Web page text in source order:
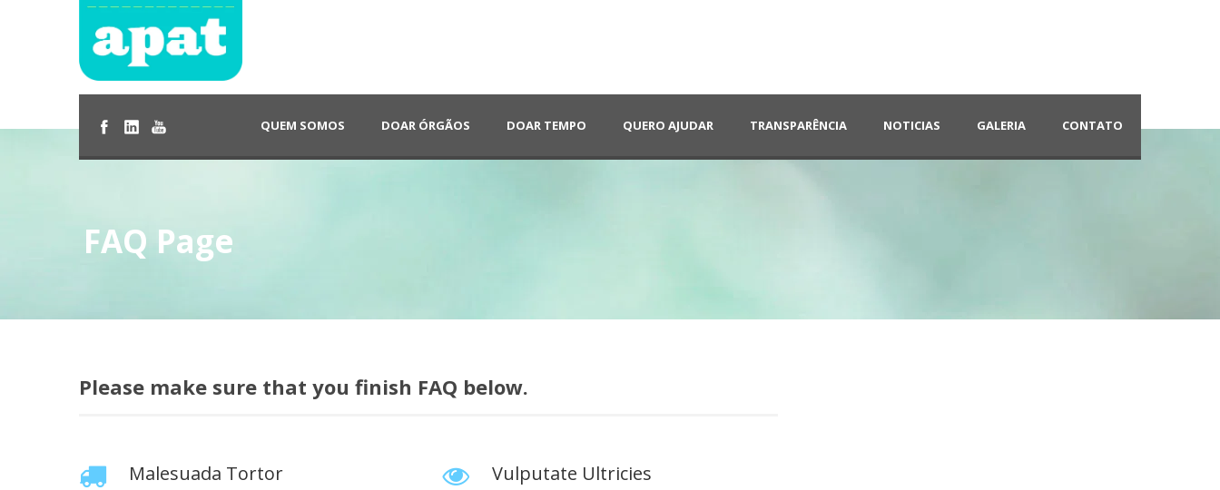
QUEM SOMOS DOAR ÓRGÃOS DOAR TEMPO QUERO AJUDAR TRANSPARÊNCIA NOTICIAS GALERIA CONTATO
FAQ Page
Please make sure that you finish FAQ below.
Malesuada Tortor Vulputate Ultricies